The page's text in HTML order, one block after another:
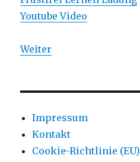
Youtube Video
Weiter
Impressum
Kontakt
Cookie-Richtlinie (EU)